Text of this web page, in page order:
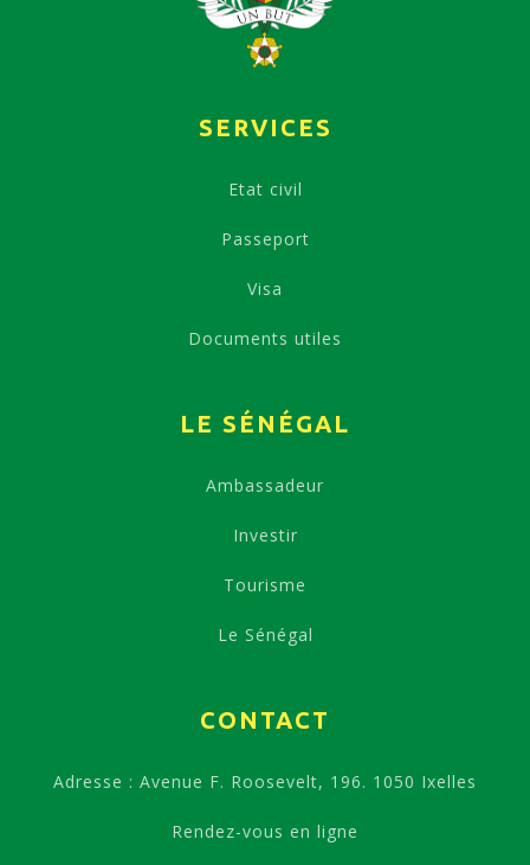
SERVICES
Etat civil
Passeport
Visa
Documents utiles
LE SÉNÉGAL
Ambassadeur
Investir
Tourisme
Le Sénégal
CONTACT
Adresse : Avenue F. Roosevelt, 196. 1050 Ixelles
Rendez-vous en ligne